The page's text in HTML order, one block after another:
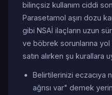
bilinçsiz kullanım ciddi
Parasetamol aşırı dozu
gibi NSAİ ilaçların uzun
ve böbrek sorunlarına
satın alırken şu kurallara
Belirtilerinizi eczacıya
ağrısı var" demek